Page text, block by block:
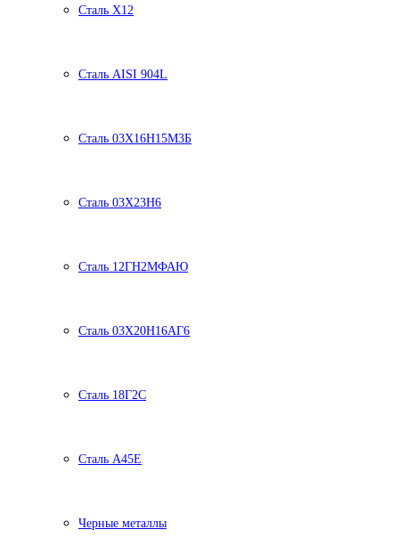
Сталь Х12
Сталь AISI 904L
Сталь 03Х16Н15М3Б
Сталь 03Х23Н6
Сталь 12ГН2МФАЮ
Сталь 03Х20Н16АГ6
Сталь 18Г2С
Сталь А45Е
Черные металлы